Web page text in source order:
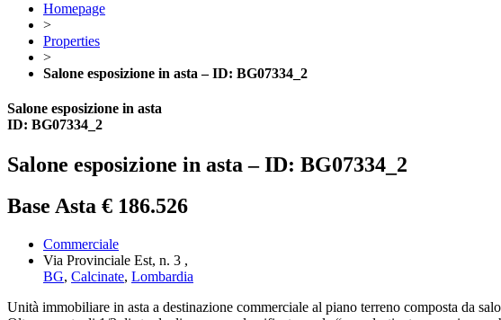
Homepage
>
Properties
>
Salone esposizione in asta – ID: BG07334_2
Salone esposizione in asta
ID: BG07334_2
Salone esposizione in asta – ID: BG07334_2
Base Asta € 186.526
Commerciale
Via Provinciale Est, n. 3 ,
BG, Calcinate, Lombardia
Unità immobiliare in asta a destinazione commerciale al piano terreno composta da